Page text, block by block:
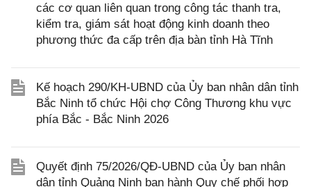
các cơ quan liên quan trong công tác thanh tra,
kiểm tra, giám sát hoạt động kinh doanh theo
phương thức đa cấp trên địa bàn tỉnh Hà Tĩnh
Kế hoạch 290/KH-UBND của Ủy ban nhân dân tỉnh
Bắc Ninh tổ chức Hội chợ Công Thương khu vực
phía Bắc - Bắc Ninh 2026
Quyết định 75/2026/QĐ-UBND của Ủy ban nhân
dân tỉnh Quảng Ninh ban hành Quy chế phối hợp